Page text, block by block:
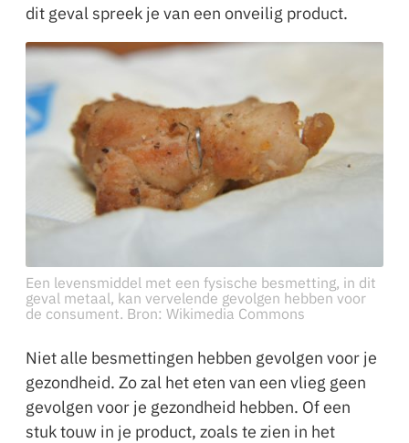
dit geval spreek je van een onveilig product.
Een levensmiddel met een fysische besmetting, in dit
geval metaal, kan vervelende gevolgen hebben voor
de consument. Bron: Wikimedia Commons
Niet alle besmettingen hebben gevolgen voor je
gezondheid. Zo zal het eten van een vlieg geen
gevolgen voor je gezondheid hebben. Of een
stuk touw in je product, zoals te zien in het